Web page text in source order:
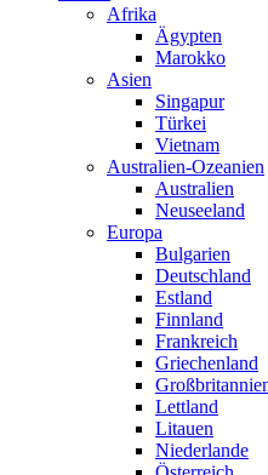
Afrika
Ägypten
Marokko
Asien
Singapur
Türkei
Vietnam
Australien-Ozeanien
Australien
Neuseeland
Europa
Bulgarien
Deutschland
Estland
Finnland
Frankreich
Griechenland
Lettland
Litauen
Niederlande